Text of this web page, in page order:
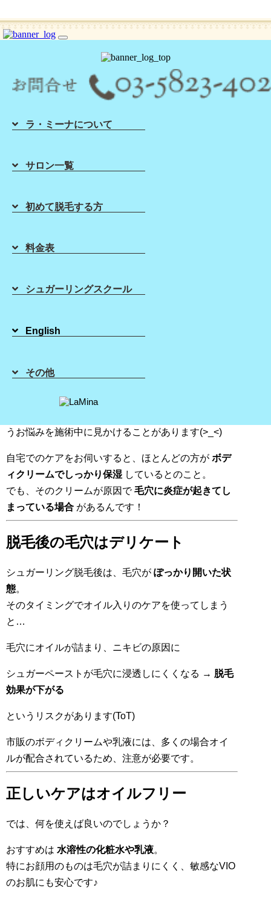
toggle
ラ・ミーナについて
サロン一覧
初めて脱毛する方
料金表
シュガーリングスクール
English
その他
シュガーリング脱毛ならLa Mina（ラミーナ）へ！渋谷・六本木・新宿・宇都宮・札幌
Sugaring School
VIO脱毛後のニキビはオイルが
お勧め
2019年10月08日
シュガーリング・ブラジリアンワックスの
うお悩みを施術中に見かけることがあります(>_<)
自宅でのケアをお伺いすると、ほとんどの方が ボデ
ィクリームでしっかり保湿 しているとのこと。
でも、そのクリームが原因で毛穴に炎症が起きてし
まっている場合 があるんです！
脱毛後の毛穴はデリケート
シュガーリング脱毛後は、毛穴が ぽっかり開いた状
態。
そのタイミングでオイル入りのケアを使ってしまう
と…
毛穴にオイルが詰まり、ニキビの原因に
シュガーペーストが毛穴に浸透しにくくなる → 脱毛
効果が下がる
というリスクがあります(ToT)
市販のボディクリームや乳液には、多くの場合オイ
ルが配合されているため、注意が必要です。
正しいケアはオイルフリー
では、何を使えば良いのでしょうか？
おすすめは 水溶性の化粧水や乳液。
特にお顔用のものは毛穴が詰まりにくく、敏感なVIO
のお肌にも安心です♪